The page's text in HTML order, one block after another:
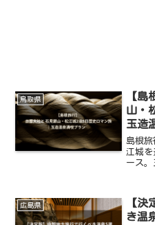
鳥取県
【島
山・
玉造
島根
江城を
ース
広島県
【決
き温